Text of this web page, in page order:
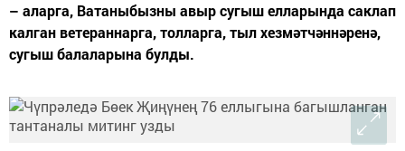
– аларга, Ватаныбызны авыр сугыш елларында саклап
калган ветераннарга, толларга, тыл хезмәтчәннәренә,
сугыш балаларына булды.